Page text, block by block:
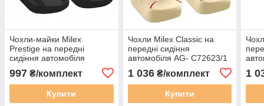
Чохли-майки Milex
Prestige на передні
сидіння автомобіля
P72544/1
997 ₴/комплект
Купити
Чохли Milex Classic на
передні сидіння
автомобіля AG- C72623/1
універсального розміру
1 036₴/комплект
Купити
1